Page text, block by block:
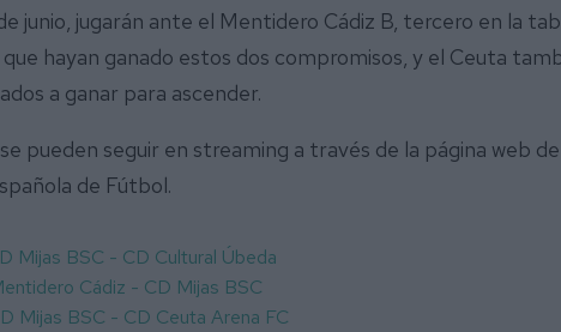
junio, jugarán ante el Mentidero Cádiz B, tercero en la
hayan ganado estos dos compromisos, y el Ceuta
a ganar para ascender.
pueden seguir en streaming a través de la página web
de Fútbol.
Mijas BSC - CD Cultural Úbeda
Cádiz - CD Mijas BSC
Mijas BSC - CD Ceuta Arena FC